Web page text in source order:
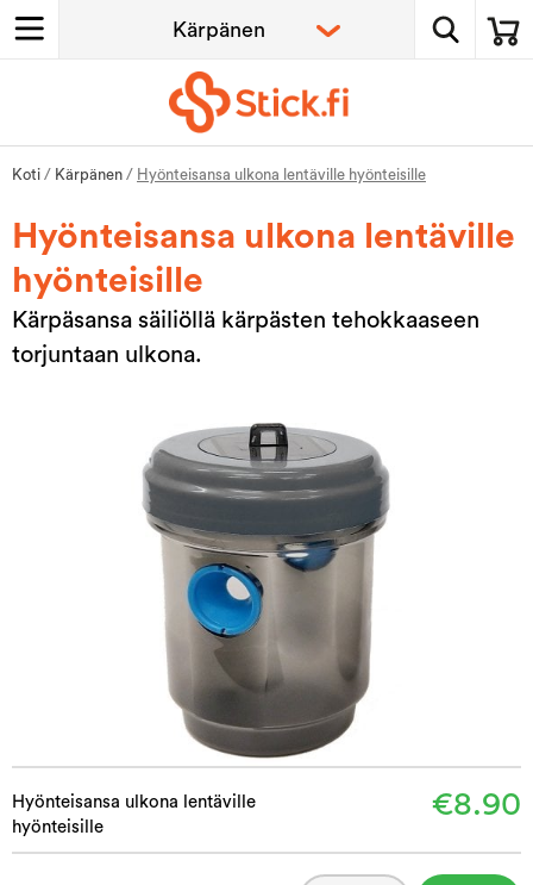
Koti / Kärpänen / Hyönteisansa ulkona lentäville hyönteisille
Hyönteisansa ulkona lentäville
hyönteisille
Kärpäsansa säiliöllä kärpästen tehokkaaseen
torjuntaan ulkona.
Hyönteisansa ulkona lentäville
hyönteisille
€8.90